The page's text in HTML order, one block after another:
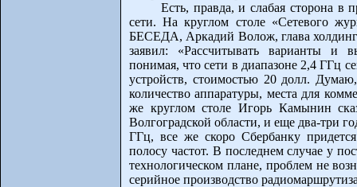
Есть, правда, и слабая сторона в
сети. На круглом столе «Сетевого
БЕСЕДА, Аркадий Волож, глава
заявил: «Рассчитывать варианты и
понимая, что сети в диапазоне 2,4 ГГц
устройств, стоимостью 20 долл.
количество аппаратуры, места для
же круглом столе Игорь Камынин
Волгоградской области, и еще два-три
ГГц, все же скоро Сбербанку
полосу частот. В последнем случае у
технологическом плане, проблем не
серийное производство